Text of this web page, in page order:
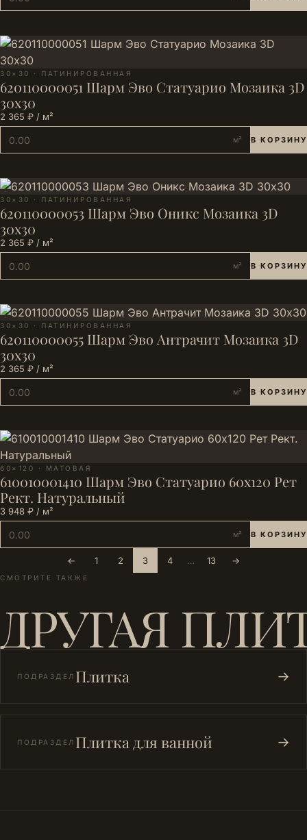
30×30 · ПАТИНИРОВАННАЯ
620110000051 Шарм Эво Статуарио Мозаика 3D
30х30
2 365 ₽ / м²
м² В КОРЗИНУ
30×30 · ПАТИНИРОВАННАЯ
620110000053 Шарм Эво Оникс Мозаика 3D
30х30
2 365 ₽ / м²
м² В КОРЗИНУ
30×30 · ПАТИНИРОВАННАЯ
620110000055 Шарм Эво Антрачит Мозаика 3D
30х30
2 365 ₽ / м²
м² В КОРЗИНУ
60×120 · МАТОВАЯ
610010001410 Шарм Эво Статуарио 60х120 Рет
Рект. Натуральный
3 948 ₽ / м²
м² В КОРЗИНУ
← 1 2 3 4 … 13 →
СМОТРИТЕ ТАКЖЕ
ДРУГАЯ
ПОДРАЗДЕЛ Плитка →
ПОДРАЗДЕЛ Плитка для ванной →